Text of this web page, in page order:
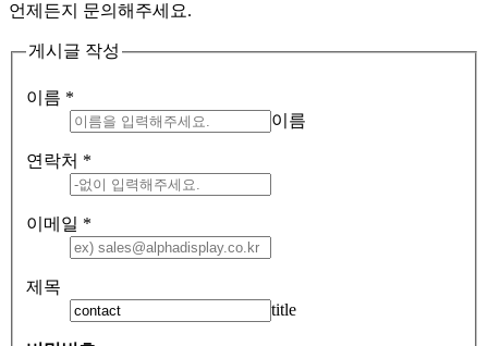
언제든지 문의해주세요.
게시글 작성
이름 *
이름
연락처 *
이메일 *
제목
title